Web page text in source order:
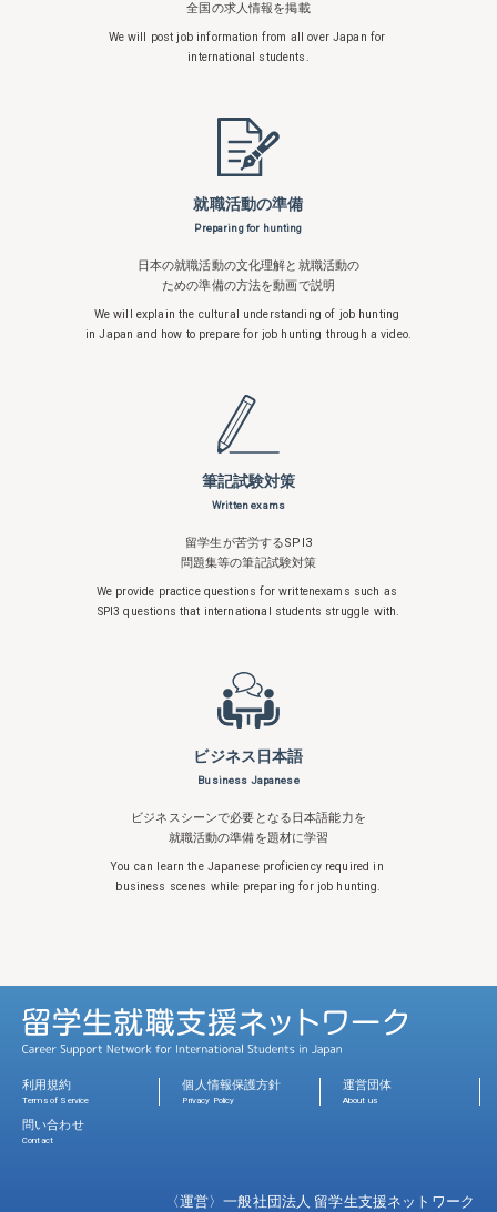
全国の求人情報を掲載
We will post job information from all over Japan for
international students.
就職活動の準備
Preparing for hunting
日本の就職活動の文化理解と就職活動の
ための準備の方法を動画で説明
We will explain the cultural understandingof job hunting
in Japan and how to prepare for job hunting through a video.
筆記試験対策
Written exams
留学生が苦労するSPI3
問題集等の筆記試験対策
We provide practice questions for writtenexams such as
SPI3 questions that international students struggle with.
ビジネス日本語
Business Japanese
ビジネスシーンで必要となる日本語能力を
就職活動の準備を題材に学習
You can learn the Japanese proficiency required in
business scenes while preparing for job hunting.
利用規約
Terms of Service
個人情報保護方針
Privacy Policy
運営団体
About us
問い合わせ
Contact
〈運営〉一般社団法人 留学生支援ネットワーク